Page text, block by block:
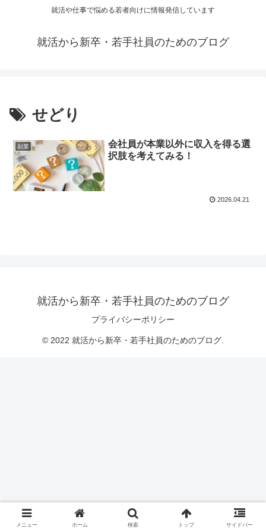
就活や仕事で悩める若者向けに情報発信しています
就活から新卒・若手社員のためのブログ
せどり
副業
会社員が本業以外に収入を得る選
択肢を考えてみる！
2026.04.21
就活から新卒・若手社員のためのブログ
プライバシーポリシー
© 2022 就活から新卒・若手社員のためのブログ.
メニュー ホーム 検索 トップ サイドバー